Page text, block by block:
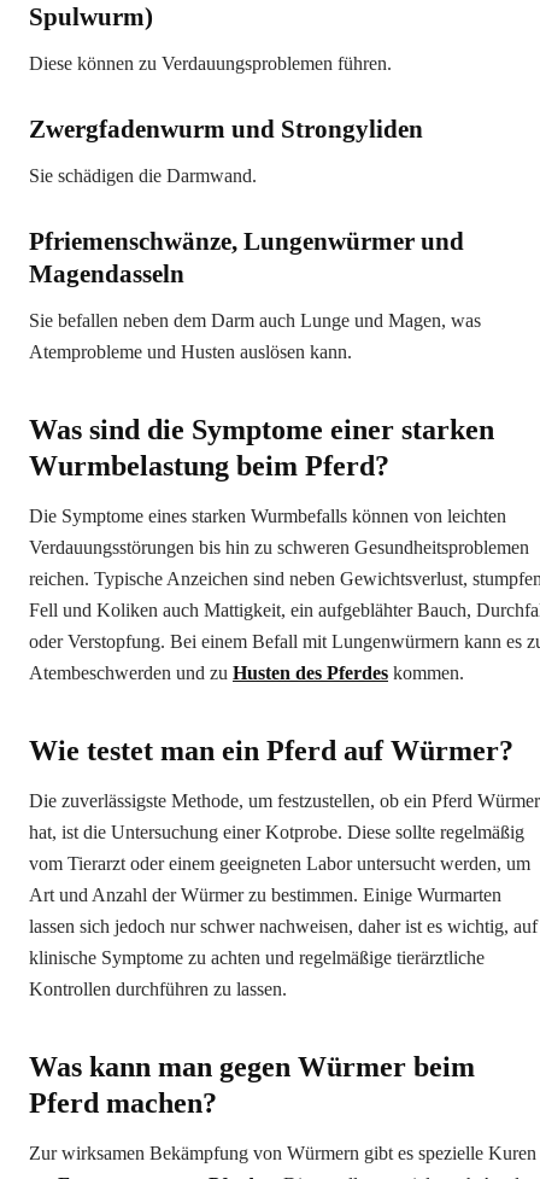
Spulwurm)
Diese können zu Verdauungsproblemen führen.
Zwergfadenwurm und Strongyliden
Sie schädigen die Darmwand.
Pfriemenschwänze, Lungenwürmer und
Magendasseln
Sie befallen neben dem Darm auch Lunge und Magen, was
Atemprobleme und Husten auslösen kann.
Was sind die Symptome einer starken
Wurmbelastung beim Pferd?
Die Symptome eines starken Wurmbefalls können von leichten
Verdauungsstörungen bis hin zu schweren Gesundheitsproblemen
reichen. Typische Anzeichen sind neben Gewichtsverlust,
Fell und Koliken auch Mattigkeit, ein aufgeblähter Bauch,
oder Verstopfung. Bei einem Befall mit Lungenwürmern kann es
Atembeschwerden und zu Husten des Pferdes kommen.
Wie testet man ein Pferd auf Würmer?
Die zuverlässigste Methode, um festzustellen, ob ein Pferd Würmer
hat, ist die Untersuchung einer Kotprobe. Diese sollte regelmäßig
vom Tierarzt oder einem geeigneten Labor untersucht werden, um
Art und Anzahl der Würmer zu bestimmen. Einige Wurmarten
lassen sich jedoch nur schwer nachweisen, daher ist es wichtig, auf
klinische Symptome zu achten und regelmäßige tierärztliche
Kontrollen durchführen zu lassen.
Was kann man gegen Würmer beim
Pferd machen?
Zur wirksamen Bekämpfung von Würmern gibt es spezielle Kuren